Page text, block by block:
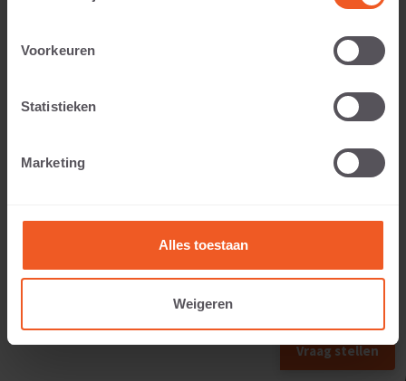
Voorkeuren
Statistieken
Marketing
Alles toestaan
Weigeren
Anwendbar auf:
Gewicht:
Vraag stellen